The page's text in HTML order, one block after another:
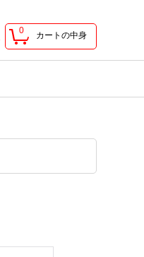
0 カートの中身